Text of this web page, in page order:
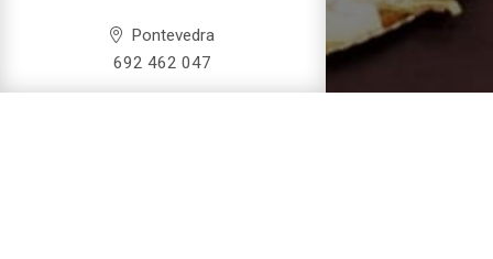
Pontevedra
692 462 047